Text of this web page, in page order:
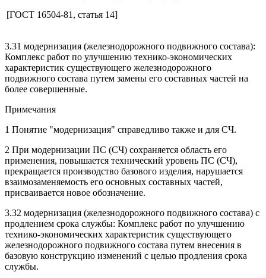
[ГОСТ 16504-81, статья 14]
3.31 модернизация (железнодорожного подвижного состава):
Комплекс работ по улучшению технико-экономических
характеристик существующего железнодорожного
подвижного состава путем замены его составных частей на
более совершенные.
Примечания
1 Понятие "модернизация" справедливо также и для СЧ.
2 При модернизации ПС (СЧ) сохраняется область его
применения, повышается технический уровень ПС (СЧ),
прекращается производство базового изделия, нарушается
взаимозаменяемость его основных составных частей,
присваивается новое обозначение.
3.32 модернизация (железнодорожного подвижного состава) с
продлением срока службы: Комплекс работ по улучшению
технико-экономических характеристик существующего
железнодорожного подвижного состава путем внесения в
базовую конструкцию изменений с целью продления срока
службы.